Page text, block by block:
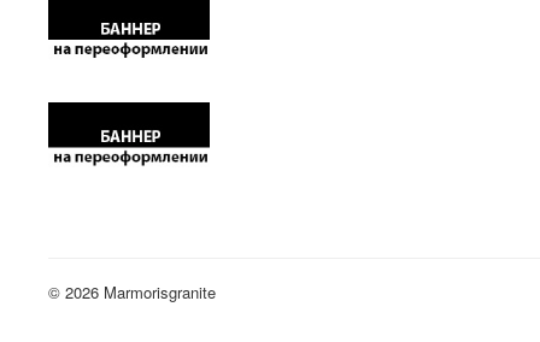
© 2026 Marmorisgranite